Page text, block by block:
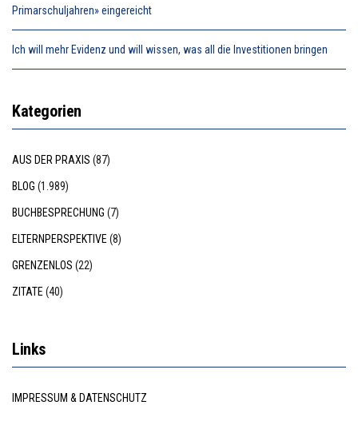
Primarschuljahren» eingereicht
Ich will mehr Evidenz und will wissen, was all die Investitionen bringen
Kategorien
AUS DER PRAXIS (87)
BLOG (1.989)
BUCHBESPRECHUNG (7)
ELTERNPERSPEKTIVE(8)
GRENZENLOS (22)
ZITATE(40)
Links
IMPRESSUM & DATENSCHUTZ